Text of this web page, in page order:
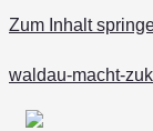
Zum Inhalt
waldau-macht-